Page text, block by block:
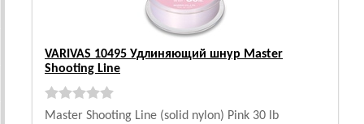
VARIVAS 10495 Удлиняющий шнур Master
Shooting Line
Master Shooting Line (solid nylon) Pink 30 lb